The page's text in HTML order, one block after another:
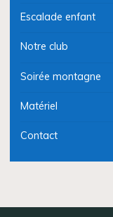
Escalade enfant
Notre club
Soirée montagne
Matériel
Contact